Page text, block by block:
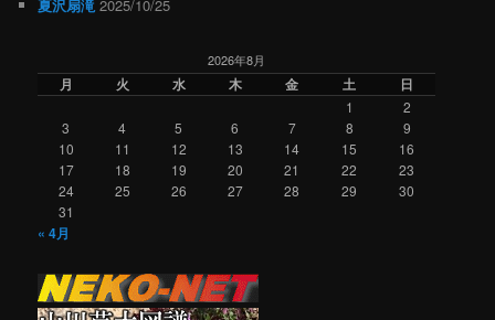
夏沢扇滝 2025/10/25
2026年8月
月 火 水 木 金 土 日
1
2
3
4 5 6 7 8
9
10
11 12 13 14 15
16
17
18 19 20 21 22
23
24
25 26 27 28 29
30
31
« 4月